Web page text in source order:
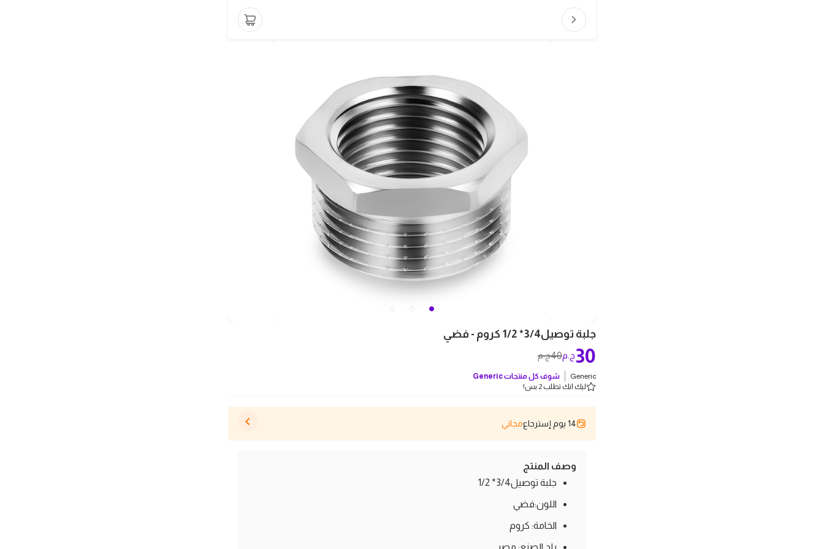
جلبة توصيل3/4* 1/2 كروم - فضي
40ج.م 30ج.م
Generic شوف كل منتجاتGeneric
ليك انك تطلب 2 بس!
14 يوم إسترجاع مجاني
وصف المنتج
جلبة توصيل3/4* 1/2
اللون:فضي
الخامة: كروم
بلد الصنع: مصر